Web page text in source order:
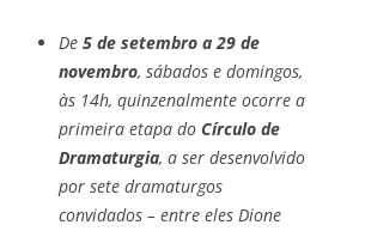
De 5 de setembro a 29 de
novembro, sábados e domingos,
às 14h, quinzenalmente ocorre a
primeira etapa do Círculo de
Dramaturgia, a ser desenvolvido
por sete dramaturgos
convidados – entre eles Dione